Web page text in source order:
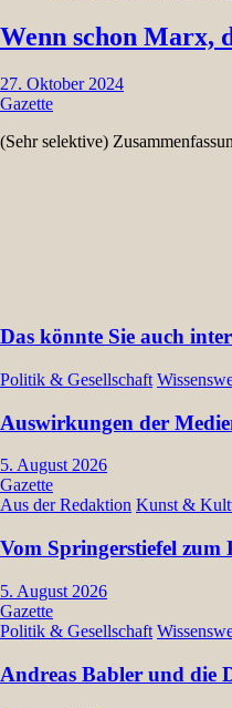
Wenn schon Marx,
27. Oktober 2024
Gazette
(Sehr selektive)
Das könnte Sie auch
Politik & Gesellschaft
Auswirkungen der
5. August 2026
Gazette
Aus der Redaktion Kunst &
Vom Springerstiefel zum
5. August 2026
Gazette
Politik & Gesellschaft
Andreas Babler und die